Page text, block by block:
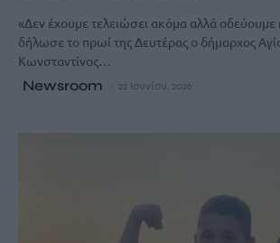
«Δεν έχουμε τελειώσει ακόμα αλλά οδεύουμε
δήλωσε το πρωί της Δευτέρας ο δήμαρχος
Κωνσταντίνος…
Newsroom 22 Ιουνίου, 2026